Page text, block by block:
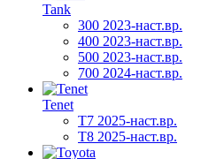
Tank
300 2023-наст.вр.
400 2023-наст.вр.
500 2023-наст.вр.
700 2024-наст.вр.
Tenet
T7 2025-наст.вр.
T8 2025-наст.вр.